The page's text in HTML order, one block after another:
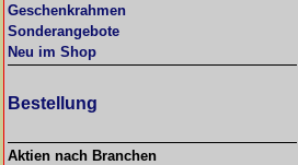
Geschenkrahmen
Sonderangebote
Neu im Shop
Bestellung
Aktien nach Branchen